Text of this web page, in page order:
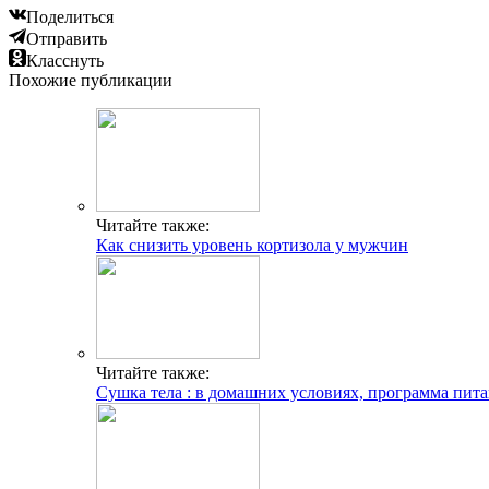
Поделиться
Отправить
Класснуть
Похожие публикации
Читайте также:
Как снизить уровень кортизола у мужчин
Читайте также:
Сушка тела : в домашних условиях, программа